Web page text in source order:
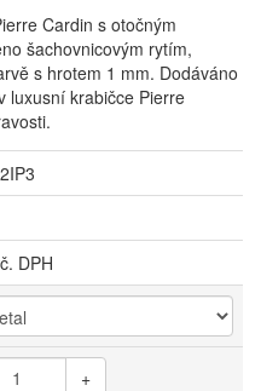
Cardin s otočným
šachovnicovým rytím,
s hrotem 1 mm. Dodáváno
luxusní krabičce Pierre
DPH
+